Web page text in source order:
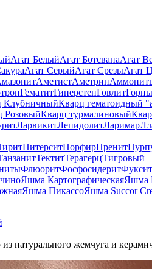
Агат БелыйАгат БотсванаАгат
Агат СерыйАгат СрезыАгат
АметистАметрин
ГематитГиперстенГовлит
КлубничныйКварц гематоидный
РозовыйКварц турмалиновый
ЛарвикитЛепидолитЛаримар
ПитерситПорфирПренит
ТектитТерагерцТигровый
ФлюоритФосфосидеритФуксит
Яшма КартографическаяЯшма
Яшма ПикассоЯшма Succor
натурального жемчуга и